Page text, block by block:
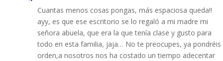
Cuantas menos cosas pongas, más espaciosa queda!!
ayy, es que ese escritorio se lo regaló a mi madre mi
señora abuela, que era la que tenía clase y gusto para
todo en esta familia, jaja… No te preocupes, ya pondréis
orden,a nosotros nos ha costado un tiempo adecentar